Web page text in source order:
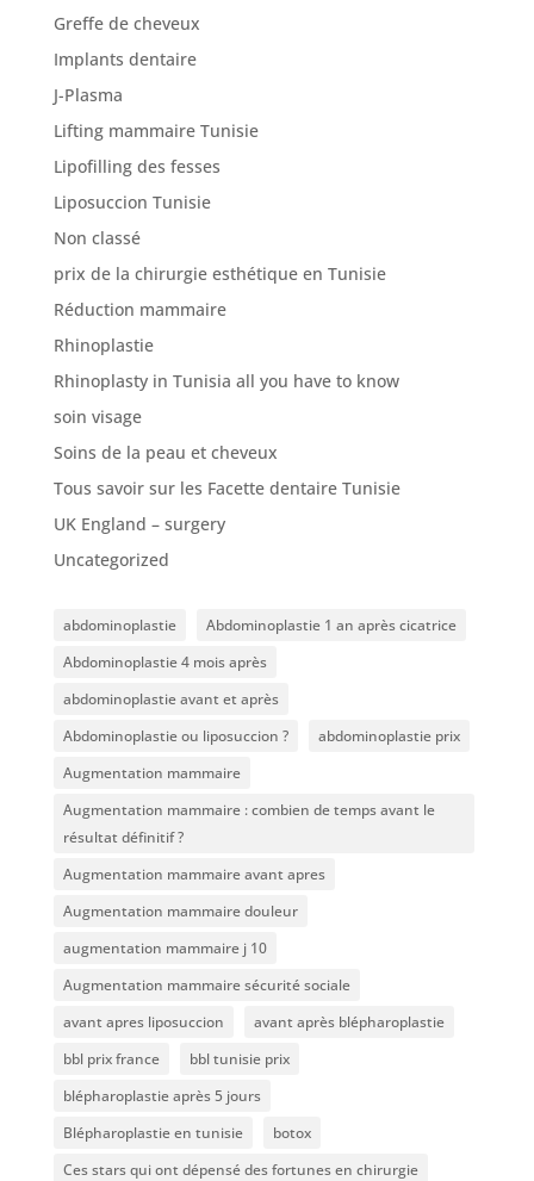
Greffe de cheveux
Implants dentaire
J-Plasma
Lifting mammaire Tunisie
Lipofilling des fesses
Liposuccion Tunisie
Non classé
prix de la chirurgie esthétique en Tunisie
Réduction mammaire
Rhinoplastie
Rhinoplasty in Tunisia all you have to know
soin visage
Soins de la peau et cheveux
Tous savoir sur les Facette dentaire Tunisie
UK England – surgery
Uncategorized
abdominoplastie
Abdominoplastie 1 an après cicatrice
Abdominoplastie 4 mois après
abdominoplastie avant et après
Abdominoplastie ou liposuccion ?
abdominoplastie prix
Augmentation mammaire
Augmentation mammaire : combien de temps avant le
résultat définitif ?
Augmentation mammaire avant apres
Augmentation mammaire douleur
augmentation mammaire j 10
Augmentation mammaire sécurité sociale
avant apres liposuccion
avant après blépharoplastie
bbl prix france
bbl tunisie prix
blépharoplastie après 5 jours
Blépharoplastie en tunisie
botox
Ces stars qui ont dépensé des fortunes en chirurgie